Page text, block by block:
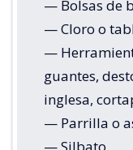
— Bolsas de
— Cloro o
—
guantes,
inglesa,
— Parrilla o
— Silbato.